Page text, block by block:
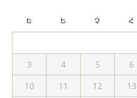
Ե Ե Չ Հ
3
4 5 6
10
11 12 13